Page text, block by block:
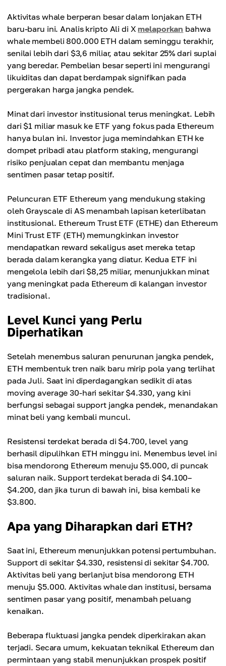
Aktivitas whale berperan besar dalam lonjakan ETH
baru-baru ini. Analis kripto Ali di Xmelaporkan bahwa
whale membeli 800.000 ETH dalam seminggu terakhir,
senilai lebih dari $3,6 miliar, atau sekitar 25% dari suplai
yang beredar. Pembelian besar seperti ini mengurangi
likuiditas dan dapat berdampak signifikan pada
pergerakan harga jangka pendek.
Minat dari investor institusional terus meningkat. Lebih
dari $1 miliar masuk ke ETF yang fokus pada Ethereum
hanya bulan ini. Investor juga memindahkan ETH ke
dompet pribadi atau platform staking, mengurangi
risiko penjualan cepat dan membantu menjaga
sentimen pasar tetap positif.
Peluncuran ETF Ethereum yang mendukung staking
oleh Grayscale di AS menambah lapisan keterlibatan
institusional. Ethereum Trust ETF (ETHE) dan Ethereum
Mini Trust ETF (ETH) memungkinkan investor
mendapatkan reward sekaligus aset mereka tetap
berada dalam kerangka yang diatur. Kedua ETF ini
mengelola lebih dari $8,25 miliar, menunjukkan minat
yang meningkat pada Ethereum di kalangan investor
tradisional.
Level Kunci yang Perlu
Diperhatikan
Setelah menembus saluran penurunan jangka pendek,
ETH membentuk tren naik baru mirip pola yang terlihat
pada Juli. Saat ini diperdagangkan sedikit di atas
moving average 30-hari sekitar $4.330, yang kini
berfungsi sebagai support jangka pendek, menandakan
minat beli yang kembali muncul.
Resistensi terdekat berada di $4.700, level yang
berhasil dipulihkan ETH minggu ini. Menembus level ini
bisa mendorong Ethereum menuju $5.000, di puncak
saluran naik. Support terdekat berada di $4.100–
$4.200, dan jika turun di bawah ini, bisa kembali ke
$3.800.
Apa yang Diharapkan dari ETH?
Saat ini, Ethereum menunjukkan potensi pertumbuhan.
Support di sekitar $4.330, resistensi di sekitar $4.700.
Aktivitas beli yang berlanjut bisa mendorong ETH
menuju $5.000. Aktivitas whale dan institusi, bersama
sentimen pasar yang positif, menambah peluang
kenaikan.
Beberapa fluktuasi jangka pendek diperkirakan akan
terjadi. Secara umum, kekuatan teknikal Ethereum dan
permintaan yang stabil menunjukkan prospek positif